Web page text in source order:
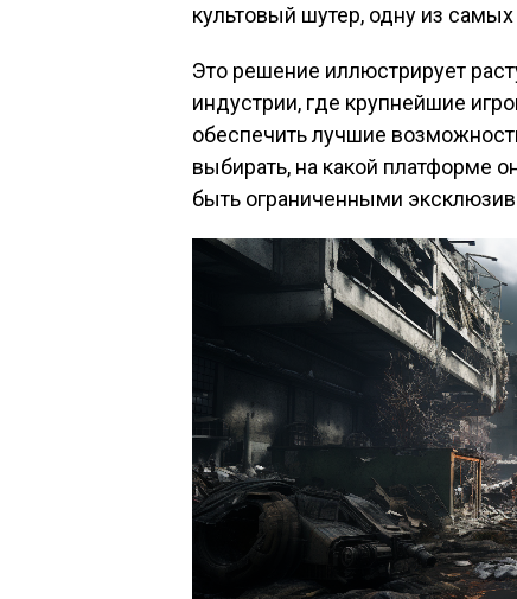
культовый шутер, одну из
Это решение иллюстрирует
индустрии, где крупнейшие
обеспечить лучшие
выбирать, на какой платформе
быть ограниченными